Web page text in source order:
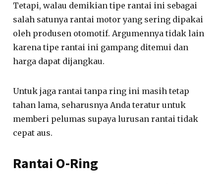
Tetapi, walau demikian tipe rantai ini sebagai
salah satunya rantai motor yang sering dipakai
oleh produsen otomotif. Argumennya tidak lain
karena tipe rantai ini gampang ditemui dan
harga dapat dijangkau.
Untuk jaga rantai tanpa ring ini masih tetap
tahan lama, seharusnya Anda teratur untuk
memberi pelumas supaya lurusan rantai tidak
cepat aus.
Rantai O-Ring